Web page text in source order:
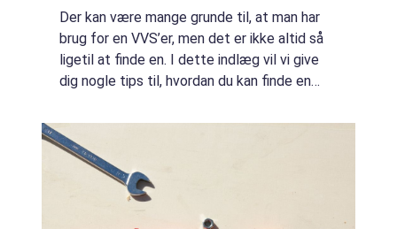
Der kan være mange grunde til, at man har
brug for en VVS’er, men det er ikke altid så
ligetil at finde en. I dette indlæg vil vi give
dig nogle tips til, hvordan du kan finde en
længere bruge en...